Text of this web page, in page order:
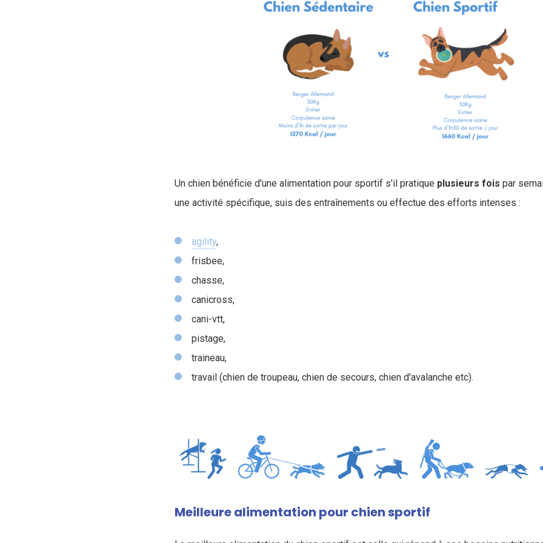
Un chien bénéficie d'une alimentation pour sportif s'il pratique plusieurs fois par
une activité spécifique, suis des entraînements ou effectue des efforts intenses :
agility,
frisbee,
chasse,
canicross,
cani-vtt,
pistage,
traineau,
travail (chien de troupeau, chien de secours, chien d'avalanche etc).
Meilleure alimentation pour chien sportif